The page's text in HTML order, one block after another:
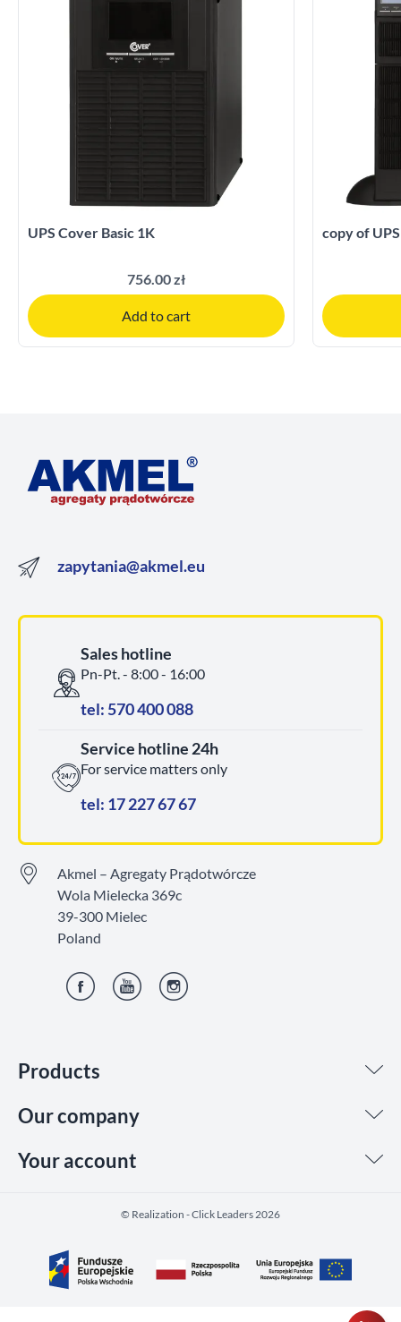
UPS Cover Basic 1K
756.00 zł
Add to cart
copy of
Products
Our company
Your account
zapytania@akmel.eu
Sales hotline
Pn-Pt. - 8:00 - 16:00
tel: 570 400 088
Service hotline 24h
For service matters only
tel: 17 227 67 67
Akmel – Agregaty Prądotwórcze
Wola Mielecka 369c
39-300 Mielec
Poland
©️ Realization - Click Leaders 2026